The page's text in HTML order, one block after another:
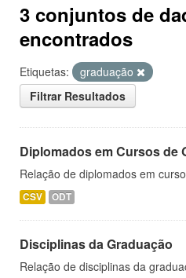
3 conjuntos de
encontrados
Etiquetas:
graduação
Filtrar Resultados
Diplomados em Cursos de
Relação de diplomados em
CSV ODT
Disciplinas da Graduação
Relação de disciplinas da